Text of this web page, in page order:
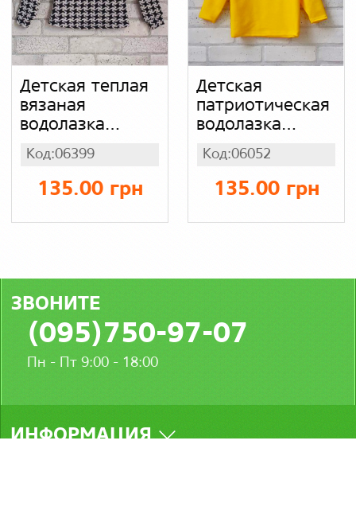
Детская теплая
вязаная
водолазка
гусиные лапки
(цвет белый,
желтый), акрил
80% шерсть
20%
Код:06399
135.00 грн
Детская
патриотическая
водолазка
желтая с
вышивкой герб
тризуб, стрейч
Код:06052
135.00 грн
ЗВОНИТЕ
(095)750-97-07
Пн - Пт 9:00 - 18:00
ИНФОРМАЦИЯ